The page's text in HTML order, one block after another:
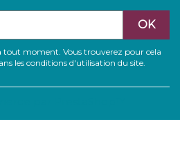
tout moment. Vous trouverez pour cela
les conditions d'utilisation du site.